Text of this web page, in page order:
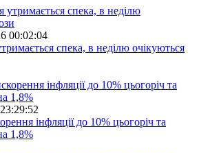
00:02:04
спека, в неділю очікуються
інфляції до 10% цьогоріч та
1,8%